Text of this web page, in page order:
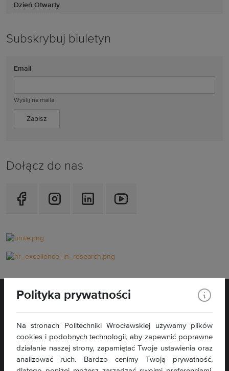
Dzień Otwarty
Subskrybuj biuletyn
Email
Wyślij na maila
Dołącz do nas
Wybrzeże Wyspiańskiego 27
50-370 Wrocław
Polityka prywatności
Na stronach Politechniki Wrocławskiej używamy plików
cookies i podobnych technologii, aby zapewnić poprawne
działanie naszej strony, zapamiętać Twoje ustawienia oraz
analizować ruch. Bardzo cenimy Twoją prywatność,